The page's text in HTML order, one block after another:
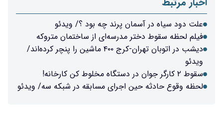
پرند چه بود ؟/ ویدئو
مدرسه‌ای از ساختمان متروکه
دیشب در اتوبان تهران-کرج ۴۰۰ ماشین را پنچر کرده‌اند/
اجرای مسابقه در شبکه سه/ ویدئو